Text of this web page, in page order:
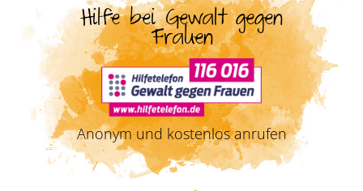
Hilfe bei Gewalt gegen
Frauen
Anonym und kostenlos anrufen